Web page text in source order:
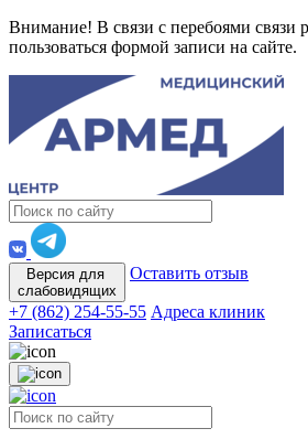
Внимание! В связи с перебоями связи
пользоваться формой записи на сайте.
Версия для
слабовидящих
Оставить отзыв
+7 (862) 254-55-55 Адреса клиник
Записаться